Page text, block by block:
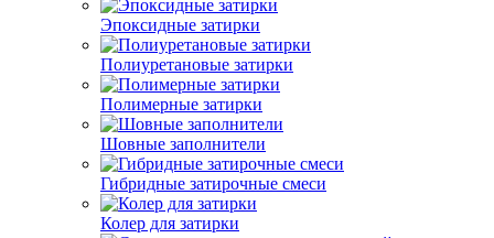
Эпоксидные затирки
Полиуретановые затирки
Полимерные затирки
Шовные заполнители
Гибридные затирочные смеси
Колер для затирки